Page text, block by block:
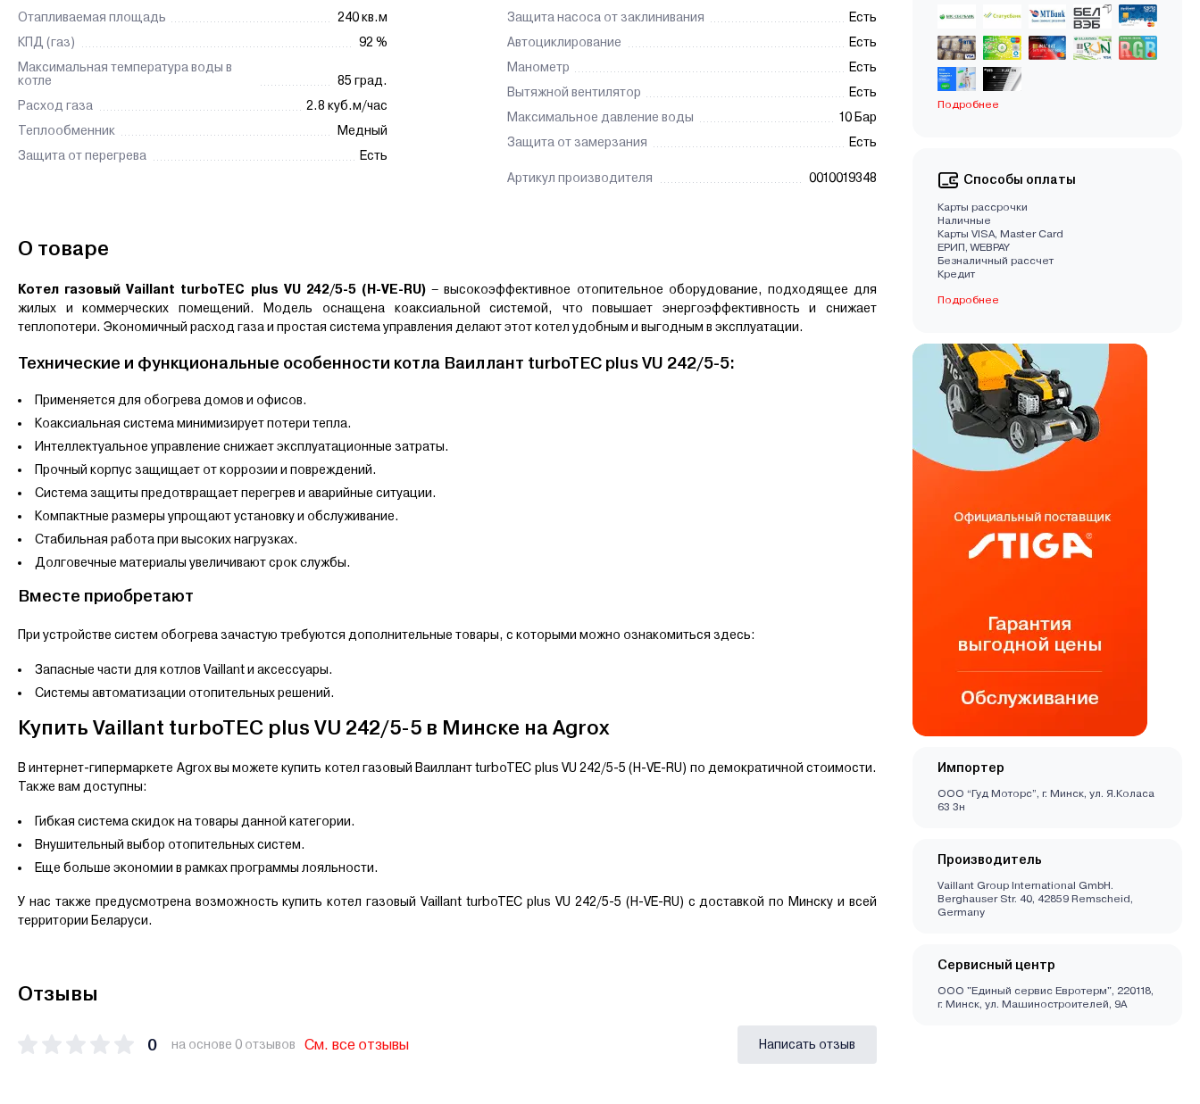
Отапливаемая площадь
240 кв.м
КПД (газ)
92 %
Максимальная температура воды в
котле
85 град.
Расход газа
2.8 куб.м/час
Теплообменник
Медный
Защита от перегрева
Есть
Защита насоса от заклинивания
Есть
Автоциклирование
Есть
Манометр
Есть
Вытяжной вентилятор
Есть
Максимальное давление воды
10 Бар
Защита от замерзания
Есть
Артикул производителя 0010019348
О товаре
Котел газовый Vaillant turboTEC plus VU 242/5-5 (H-VE-RU) – высокоэффективное отопительное оборудование, подходящее для
жилых и коммерческих помещений. Модель оснащена коаксиальной системой, что повышает энергоэффективность и снижает
теплопотери. Экономичный расход газа и простая система управления делают этот котел удобным и выгодным в эксплуатации.
Технические и функциональные особенности котла Ваиллант turboTEC plus VU 242/5-5:
Применяется для обогрева домов и офисов.
Коаксиальная система минимизирует потери тепла.
Интеллектуальное управление снижает эксплуатационные затраты.
Прочный корпус защищает от коррозии и повреждений.
Система защиты предотвращает перегрев и аварийные ситуации.
Компактные размеры упрощают установку и обслуживание.
Стабильная работа при высоких нагрузках.
Долговечные материалы увеличивают срок службы.
Вместе приобретают
При устройстве систем обогрева зачастую требуются дополнительные товары, с которыми можно ознакомиться здесь:
Запасные части для котлов Vaillant и аксессуары.
Системы автоматизации отопительных решений.
Купить Vaillant turboTEC plus VU 242/5-5 в Минске на Agrox
В интернет-гипермаркете Agrox вы можете купить котел газовый Ваиллант turboTEC plus VU 242/5-5 (H-VE-RU) по демократичной стоимости.
Также вам доступны:
Гибкая система скидок на товары данной категории.
Внушительный выбор отопительных систем.
Еще больше экономии в рамках программы лояльности.
У нас также предусмотрена возможность купить котел газовый Vaillant turboTEC plus VU 242/5-5 (H-VE-RU) с доставкой по Минску и всей
территории Беларуси.
Отзывы
0 на основе 0 отзывов См. все отзывы Написать отзыв
Подробнее
Способы оплаты
Карты рассрочки
Наличные
Карты VISA, Master Card
EРИП, WEBPAY
Безналичный рассчет
Кредит
Подробнее
Импортер
ООО “Гуд Моторс”, г. Минск, ул. Я.Коласа
63 3н
Производитель
Vaillant Group International GmbH.
Berghauser Str. 40, 42859 Remscheid,
Germany
Сервисный центр
ООО "Единый сервис Евротерм", 220118,
г. Минск, ул. Машиностроителей, 9А